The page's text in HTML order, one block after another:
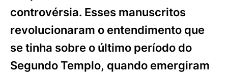
controvérsia. Esses manuscritos
revolucionaram o entendimento que
se tinha sobre o último período do
Segundo Templo, quando emergiram